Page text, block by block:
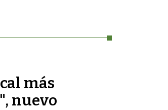
más
nuevo